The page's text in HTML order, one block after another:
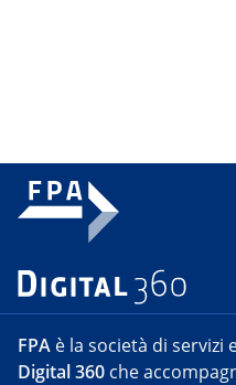
FPA è la società di servizi
Digital 360 che